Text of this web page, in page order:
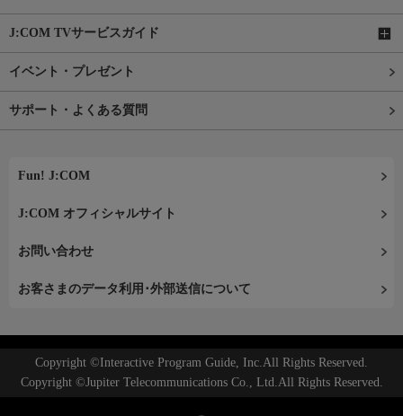
J:COM TVサービスガイド
イベント・プレゼント
サポート・よくある質問
Fun! J:COM
J:COM オフィシャルサイト
お問い合わせ
お客さまのデータ利用･外部送信について
Copyright ©Interactive Program Guide, Inc.All Rights Reserved.
Copyright ©Jupiter Telecommunications Co., Ltd.All Rights Reserved.